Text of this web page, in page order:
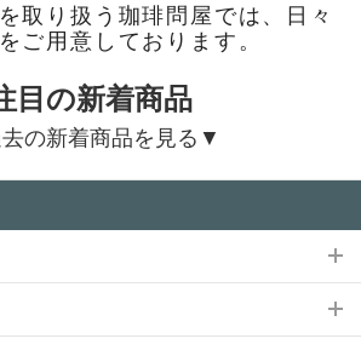
取り扱う珈琲問屋では、日々
ご用意しております。
目の新着商品
の新着商品を見る▼